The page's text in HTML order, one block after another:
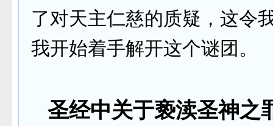
了对天主仁慈的质疑，这令
我开始着手解开这个谜团。
圣经中关于亵渎圣神之